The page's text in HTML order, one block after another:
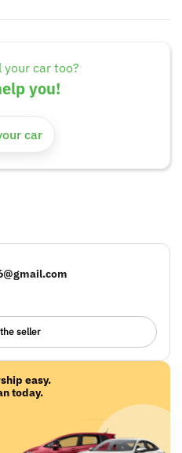
2021
your car too?
you!
car
seller
easy.
today.